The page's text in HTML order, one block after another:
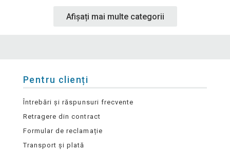
Afișați mai multe categorii
Pentru clienți
Întrebări și răspunsuri frecvente
Retragere din contract
Formular de reclamație
Transport și plată